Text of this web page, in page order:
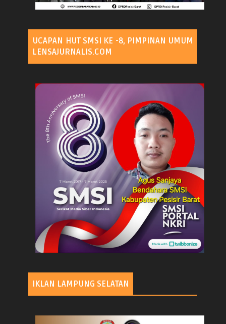
UCAPAN HUT SMSI KE -8, PIMPINAN UMUM
LENSAJURNALIS.COM
IKLAN LAMPUNG SELATAN